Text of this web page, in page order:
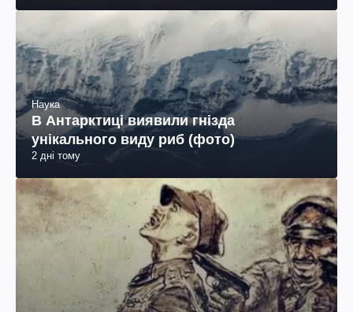
Наука
В Антарктиці виявили гнізда
унікального виду риб (фото)
2 дні тому